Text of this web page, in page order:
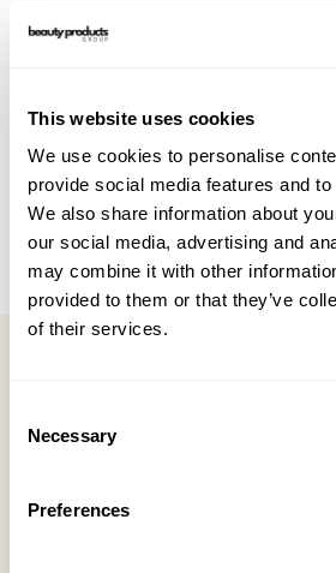
This website uses cookies
We use cookies to personalise
provide social media features and
We also share information about
our social media, advertising and
may combine it with other
provided to them or that they’ve
of their services.
Selection
Necessary
Preferences
Brukerveiledning
Neglesaks med avrundet spiss,
behovet til diabetikere. Den
enkel og ukomplisert håndtering.
presist kutt og klipper selv de hardeste
Kontakt
KONTOR HUDAVDELING